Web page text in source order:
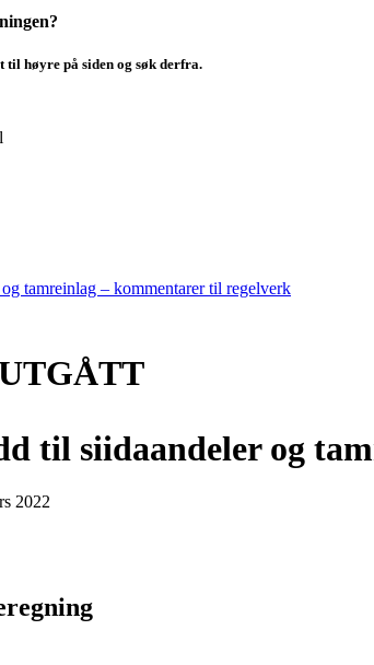
høyre på siden og søk derfra.
tamreinlag – kommentarer til regelverk
til siidaandeler og
2022